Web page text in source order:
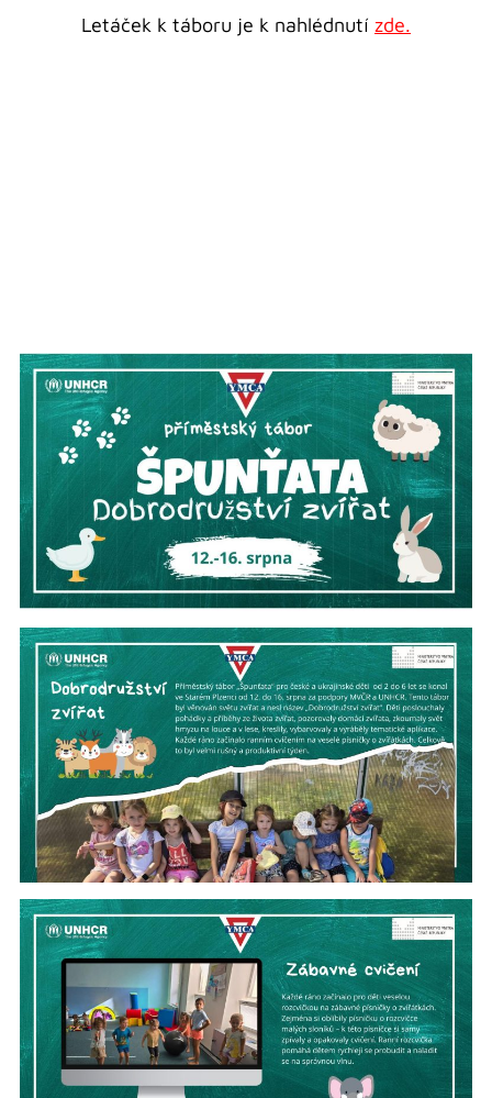
Letáček k táboru je k nahlédnutí zde.